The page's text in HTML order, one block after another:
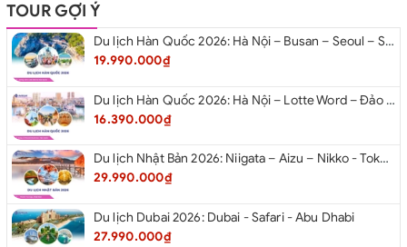
TOUR GỢI Ý
Du lịch Hàn Quốc 2026: Hà Nội – Busan – Seoul – Starfiled – Lotte Worf
19.990.000₫
Du lịch Hàn Quốc 2026: Hà Nội – Lotte Word – Đảo Nami – Làng Cổ Hanok Bukchon
16.390.000₫
Du lịch Nhật Bản 2026: Niigata – Aizu – Nikko - Tokyo – Niigata từ Hà Nội
29.990.000₫
Du lịch Dubai 2026: Dubai - Safari - Abu Dhabi
27.990.000₫